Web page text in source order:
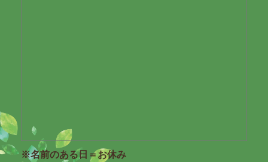
※名前のある日＝お休み